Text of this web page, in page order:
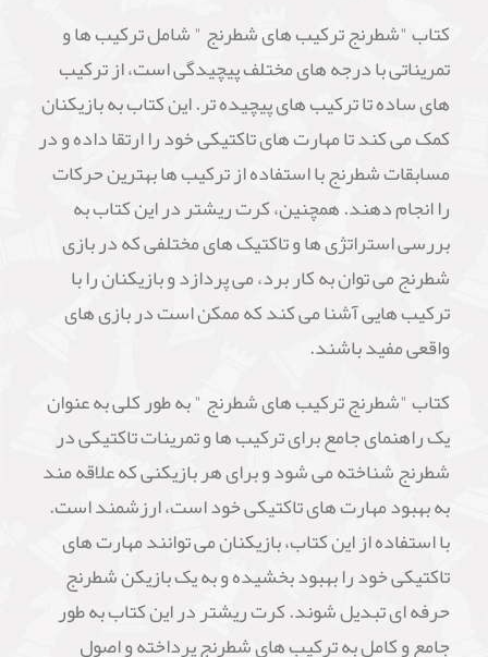
کتاب "شطرنج ترکیب های شطرنج " شامل ترکیب ها و
تمریناتی با درجه های مختلف پیچیدگی است، از ترکیب
های ساده تا ترکیب های پیچیده تر. این کتاب به بازیکنان
کمک می کند تا مهارت های تاکتیکی خود را ارتقا داده و در
مسابقات شطرنج با استفاده از ترکیب ها بهترین حرکات
را انجام دهند. همچنین، کرت ریشتر در این کتاب به
بررسی استراتژی ها و تاکتیک های مختلفی که در بازی
شطرنج می توان به کار برد، می پردازد و بازیکنان را با
ترکیب هایی آشنا می کند که ممکن است در بازی های
واقعی مفید باشند.
کتاب "شطرنج ترکیب های شطرنج " به طور کلی به عنوان
یک راهنمای جامع برای ترکیب ها و تمرینات تاکتیکی در
شطرنج شناخته می شود و برای هر بازیکنی که علاقه مند
به بهبود مهارت های تاکتیکی خود است، ارزشمند است.
با استفاده از این کتاب، بازیکنان می توانند مهارت های
تاکتیکی خود را بهبود بخشیده و به یک بازیکن شطرنج
حرفه ای تبدیل شوند. کرت ریشتر در این کتاب به طور
جامع و کامل به ترکیب های شطرنج پرداخته و اصول